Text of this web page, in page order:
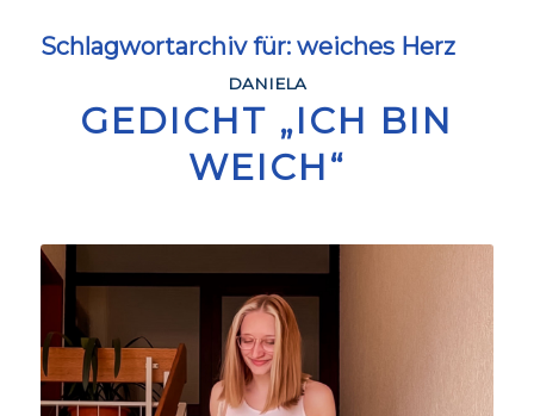
Schlagwortarchiv für: weiches Herz
DANIELA
GEDICHT „ICH BIN
WEICH“